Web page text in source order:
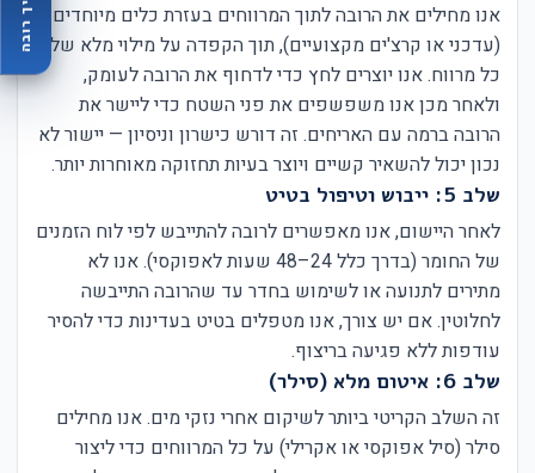
אנו מחילים את הרובה לתוך המרווחים בעזרת כלים מיוחדים
(עדכני או קרצ'ים מקצועיים), תוך הקפדה על מילוי מלא של
כל מרווח. אנו יוצרים לחץ כדי לדחוף את הרובה לעומק,
ולאחר מכן אנו משפשפים את פני השטח כדי ליישר את
הרובה ברמה עם האריחים. זה דורש כישרון וניסיון — יישור לא
נכון יכול להשאיר קשיים ויוצר בעיות תחזוקה מאוחרות יותר.
שלב 5: ייבוש וטיפול בטיט
לאחר היישום, אנו מאפשרים לרובה להתייבש לפי לוח הזמנים
של החומר (בדרך כלל 24–48 שעות לאפוקסי). אנו לא
מתירים לתנועה או לשימוש בחדר עד שהרובה התייבשה
לחלוטין. אם יש צורך, אנו מטפלים בטיט בעדינות כדי להסיר
עודפות ללא פגיעה בריצוף.
שלב 6: איטום מלא (סילר)
זה השלב הקריטי ביותר לשיקום אחרי נזקי מים. אנו מחילים
סילר (סיל אפוקסי או אקרילי) על כל המרווחים כדי ליצור